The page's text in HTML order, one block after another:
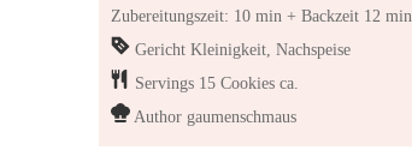
Zubereitungszeit: 10 min + Backzeit 12 min
Gericht Kleinigkeit, Nachspeise
Servings 15 Cookies ca.
Author gaumenschmaus